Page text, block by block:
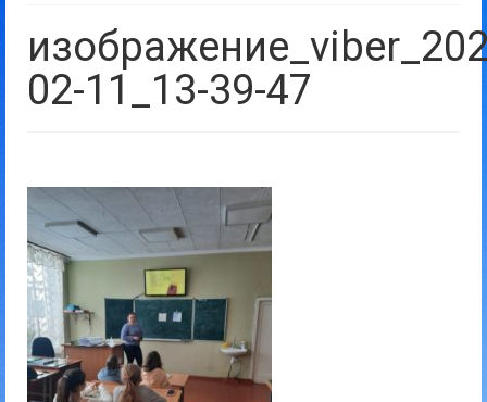
Дошка оголошень
Батькам та учням
02-11_13-39-47